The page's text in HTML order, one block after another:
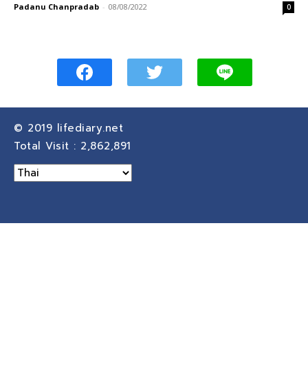
Padanu Chanpradab - 08/08/2022 0
© 2019 lifediary.net
Total Visit : 2,862,891